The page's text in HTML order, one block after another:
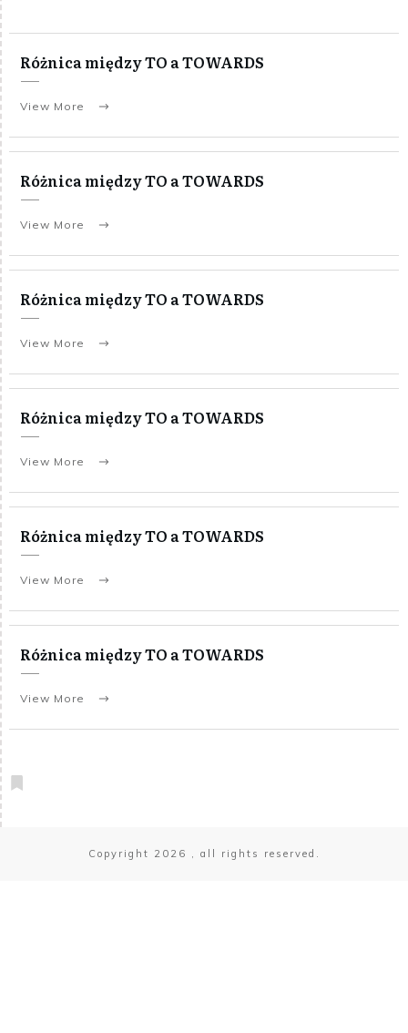
Różnica między TO a TOWARDS
View More
Różnica między TO a TOWARDS
View More
Różnica między TO a TOWARDS
View More
Różnica między TO a TOWARDS
View More
Różnica między TO a TOWARDS
View More
Różnica między TO a TOWARDS
View More
Copyright 2026 , all rights reserved.